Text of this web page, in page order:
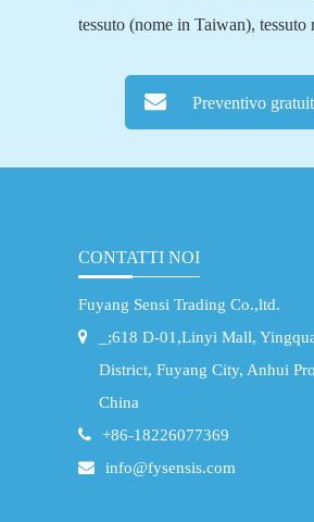
tessuto (nome in Taiwan), tessuto
tradizionale, tessuti o a maglia o
di tessitura, tutto passa attraverso
Preventivo
CONTATTI NOI
Fuyang Sensi Trading Co.,ltd.
_;618 D-01,Linyi Mall,
District, Fuyang City, Anhui
China
+86-18226077369
info@fysensis.com